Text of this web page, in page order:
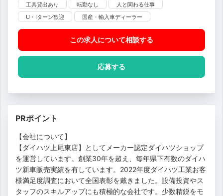
工具貸出あり
転勤なし
人と関わる仕事
U・Iターン歓迎
国産・輸入車ディーラー
この求人について相談する
応募する
PRポイント
【会社について】
【ダイハツ上尾東店】としてメーカー認定ダイハツショップ
を運営しています。創業30年を超え、毎年県下有数のダイハ
ツ新車販売実績を有しています。2022年度ダイハツ工業お客
様満足度調査において全国表彰を戴きました。設備投資やス
タッフのスキルアップにも積極的な会社です。少数精鋭をモ